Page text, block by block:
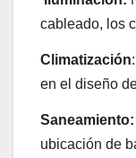
cableado, los
Climatización
en el diseño
Saneamiento:
ubicación de